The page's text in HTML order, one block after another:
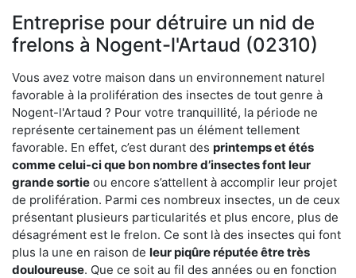
Entreprise pour détruire un nid de
frelons à Nogent-l'Artaud (02310)
Vous avez votre maison dans un environnement naturel
favorable à la prolifération des insectes de tout genre à
Nogent-l'Artaud ? Pour votre tranquillité, la période ne
représente certainement pas un élément tellement
favorable. En effet, c’est durant des printemps et étés
comme celui-ci que bon nombre d’insectes font leur
grande sortie ou encore s’attellent à accomplir leur projet
de prolifération. Parmi ces nombreux insectes, un de ceux
présentant plusieurs particularités et plus encore, plus de
désagrément est le frelon. Ce sont là des insectes qui font
plus la une en raison de leur piqûre réputée être très
douloureuse. Que ce soit au fil des années ou en fonction